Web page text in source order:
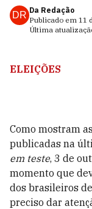
DR Da Redação
Publicado em 11
Última
ELEIÇÕES
Como mostram
publicadas na
em teste, 3 de
momento que
dos brasileiros
preciso dar